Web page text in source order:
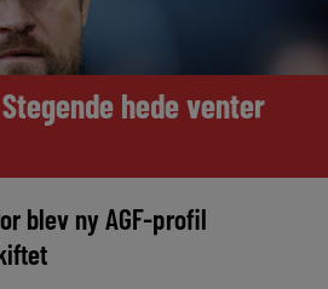
hede venter
blev ny AGF-profil